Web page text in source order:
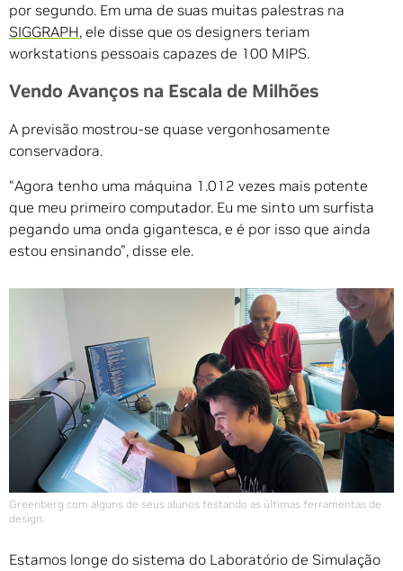
por segundo. Em uma de suas muitas palestras na
SIGGRAPH, ele disse que os designers teriam
workstations pessoais capazes de 100 MIPS.
Vendo Avanços na Escala de Milhões
A previsão mostrou-se quase vergonhosamente
conservadora.
“Agora tenho uma máquina 1.012 vezes mais potente
que meu primeiro computador. Eu me sinto um surfista
pegando uma onda gigantesca, e é por isso que ainda
estou ensinando”, disse ele.
Greenberg com alguns de seus alunos testando as últimas ferramentas de
design.
Estamos longe do sistema do Laboratório de Simulação